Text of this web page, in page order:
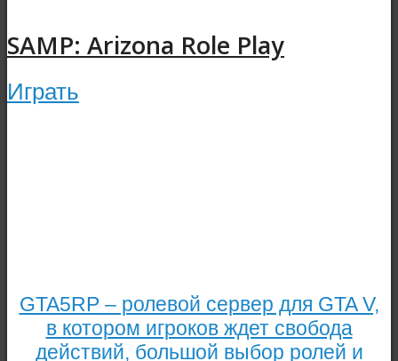
SAMP: Arizona Role Play
Играть
GTA5RP – ролевой сервер для GTA V,
в котором игроков ждет свобода
действий, большой выбор ролей и